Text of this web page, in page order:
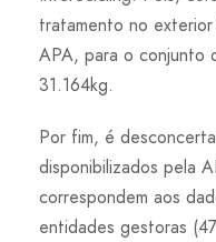
tratamento no
APA, para o conjunto
31.164kg.
Por fim, é
disponibilizados pela
correspondem aos
entidades gestoras